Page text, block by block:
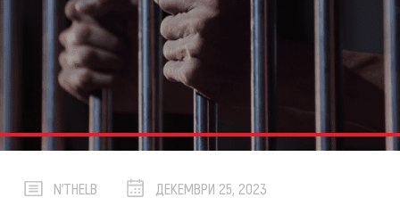
N’THELB ДЕКЕМВРИ 25, 2023